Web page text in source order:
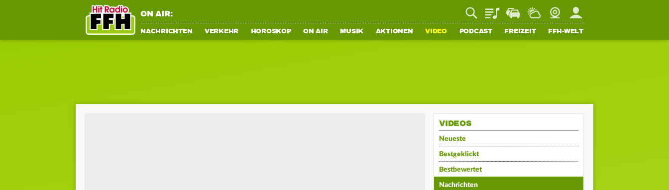
ON AIR: PlaylistStaupilotWetterWebcamMein FFH
NACHRICHTEN VERKEHR HOROSKOP ON AIR MUSIK AKTIONEN VIDEO PODCAST FREIZEIT FFH-WELT
VIDEOS
Neueste
Bestgeklickt
Bestbewertet
Nachrichten